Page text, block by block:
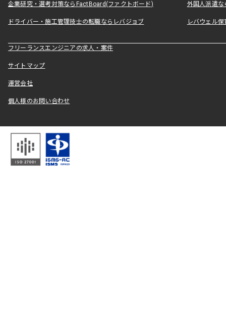
企業研究・選考対策ならFactBoard(ファクトボード) 外国人派遣な
ドライバー・施工管理技士の転職ならレバジョブ レバウェル
フリーランスエンジニアの求人・案件
サイトマップ
運営会社
個人様のお問い合わせ